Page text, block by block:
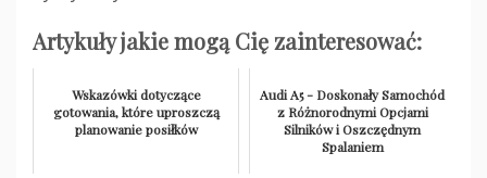
Artykuły jakie mogą Cię zainteresować:
Wskazówki dotyczące
gotowania, które uproszczą
planowanie posiłków
Audi A5 - Doskonały Samochód
z Różnorodnymi Opcjami
Silników i Oszczędnym
Spalaniem